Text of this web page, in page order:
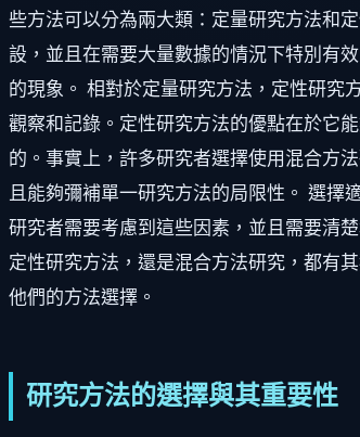
些方法可以分為兩大類：定量研究方法和
設，並且在需要大量數據的情況下特別有
的現象。 相對於定量研究方法，定性研究
觀察和記錄。定性研究方法的優點在於它
的。事實上，許多研究者選擇使用混合方
且能夠彌補單一研究方法的局限性。 選擇
研究者需要考慮到這些因素，並且需要清
定性研究方法，還是混合方法研究，都有
他們的方法選擇。
研究方法的選擇與其重要性